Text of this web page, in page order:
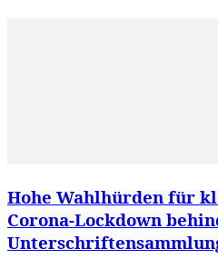
Hohe Wahlhürden für
Corona-Lockdown